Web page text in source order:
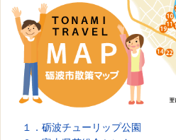
１．砺波チューリップ公園